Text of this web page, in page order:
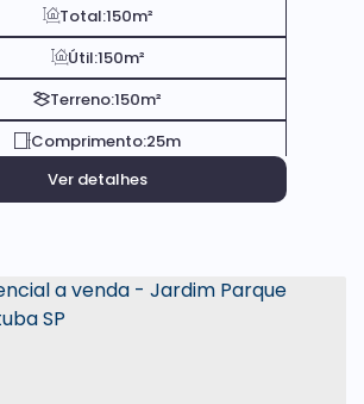
Total:150m²
Útil:150m²
Terreno:150m²
Comprimento:25m
Ver detalhes